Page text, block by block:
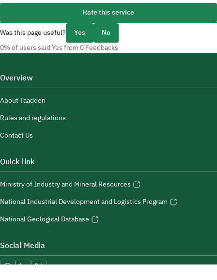
Rate this service
Was this page useful?
Yes No
0% of users said Yes from 0 Feedbacks
Overview
About Taadeen
Rules and regulations
Contact Us
Quick link
Ministry of Industry and Mineral Resources
National Industrial Development and Logistics Program
National Geological Database
Social Media